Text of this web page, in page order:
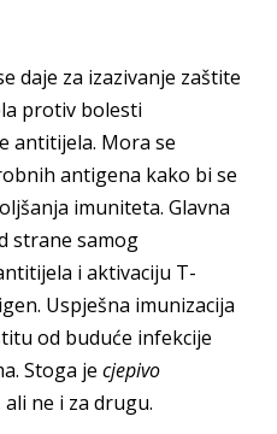
daje za izazivanje zaštite
protiv bolesti
antitijela. Mora se
antigena kako bi se
imuniteta. Glavna
strane samog
i aktivaciju T-
Uspješna imunizacija
od buduće infekcije
Stoga je cjepivo
ne i za drugu.